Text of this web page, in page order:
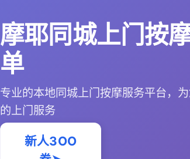
摩耶同城上门按
单
专业的本地同城上门按摩服务平台，
的上门服务
新人3OO